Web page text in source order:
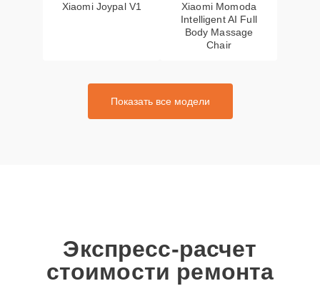
Xiaomi Joypal V1
Xiaomi Momoda
Intelligent AI Full
Body Massage
Chair
Показать все модели
Экспресс-расчет
стоимости ремонта